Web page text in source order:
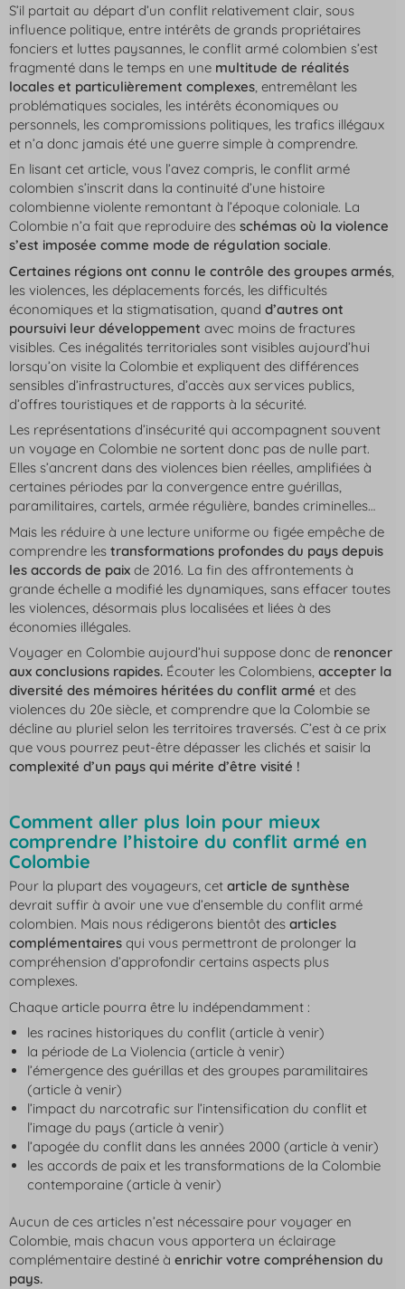
S’il partait au départ d’un conflit relativement clair, sous
influence politique, entre intérêts de grands propriétaires
fonciers et luttes paysannes, le conflit armé colombien s’est
fragmenté dans le temps en une multitude de réalités
locales et particulièrement complexes , entremêlant les
problématiques sociales, les intérêts économiques ou
personnels, les compromissions politiques, les trafics illégaux
et n’a donc jamais été une guerre simple à comprendre.
En lisant cet article, vous l’avez compris, le conflit armé
colombien s’inscrit dans la continuité d’une histoire
colombienne violente remontant à l’époque coloniale. La
Colombie n’a fait que reproduire des schémas où la violence
s’est imposée comme mode de régulation sociale.
Certaines régions ont connu le contrôle des groupes armés
les violences, les déplacements forcés, les difficultés
économiques et la stigmatisation, quand d’autres ont
poursuivi leur développement avec moins de fractures
visibles. Ces inégalités territoriales sont visibles aujourd’hui
lorsqu’on visite la Colombie et expliquent des différences
sensibles d’infrastructures, d’accès aux services publics,
d’offres touristiques et de rapports à la sécurité.
Les représentations d’insécurité qui accompagnent souvent
un voyage en Colombie ne sortent donc pas de nulle part.
Elles s’ancrent dans des violences bien réelles, amplifiées à
certaines périodes par la convergence entre guérillas,
paramilitaires, cartels, armée régulière, bandes criminelles…
Mais les réduire à une lecture uniforme ou figée empêche de
comprendre les transformations profondes du pays depuis
les accords de paix de 2016. La fin des affrontements à
grande échelle a modifié les dynamiques, sans effacer toutes
les violences, désormais plus localisées et liées à des
économies illégales.
Voyager en Colombie aujourd’hui suppose donc de renoncer
aux conclusions rapides. Écouter les Colombiens, accepter la
diversité des mémoires héritées du conflit armé et des
violences du 20e siècle, et comprendre que la Colombie se
décline au pluriel selon les territoires traversés. C’est à ce prix
que vous pourrez peut-être dépasser les clichés et saisir la
complexité d’un pays qui mérite d’être visité !
Comment aller plus loin pour mieux
comprendre l’histoire du conflit armé en
Colombie
Pour la plupart des voyageurs, cet article de synthèse
devrait suffir à avoir une vue d’ensemble du conflit armé
colombien. Mais nous rédigerons bientôt des articles
complémentaires qui vous permettront de prolonger la
compréhension d’approfondir certains aspects plus
complexes.
Chaque article pourra être lu indépendamment :
les racines historiques du conflit (article à venir)
la période de La Violencia (article à venir)
l’émergence des guérillas et des groupes paramilitaires
(article à venir)
l’impact du narcotrafic sur l’intensification du conflit et
l’image du pays (article à venir)
l’apogée du conflit dans les années 2000 (article à venir)
les accords de paix et les transformations de la Colombie
contemporaine (article à venir)
Aucun de ces articles n’est nécessaire pour voyager en
Colombie, mais chacun vous apportera un éclairage
complémentaire destiné à enrichir votre compréhension du
pays.